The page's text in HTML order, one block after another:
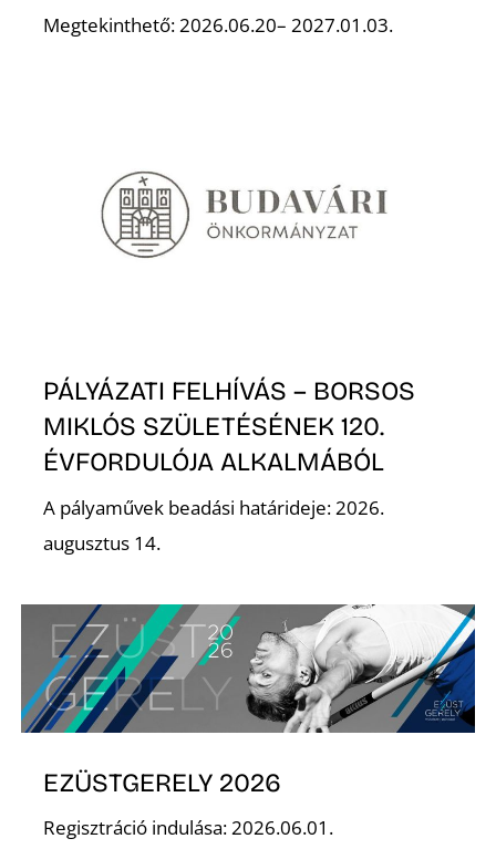
Megtekinthető: 2026.06.20– 2027.01.03.
PÁLYÁZATI FELHÍVÁS – BORSOS
MIKLÓS SZÜLETÉSÉNEK 120.
ÉVFORDULÓJA ALKALMÁBÓL
A pályaművek beadási határideje: 2026.
augusztus 14.
EZÜSTGERELY 2026
Regisztráció indulása: 2026.06.01.